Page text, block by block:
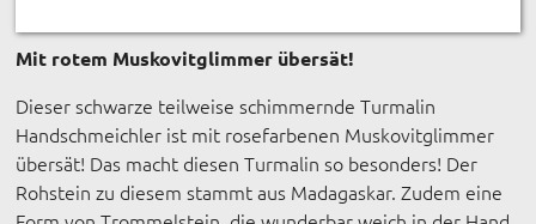
Mit rotem Muskovitglimmer übersät!
Dieser schwarze teilweise schimmernde Turmalin
Handschmeichler ist mit rosefarbenen Muskovitglimmer
übersät! Das macht diesen Turmalin so besonders! Der
Rohstein zu diesem stammt aus Madagaskar. Zudem eine